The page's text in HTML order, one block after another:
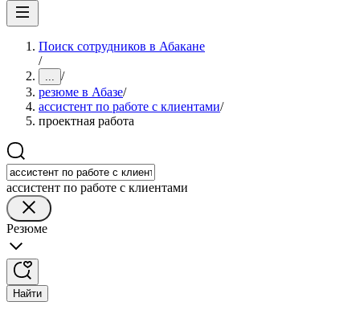
Поиск сотрудников в Абакане
/
... /
резюме в Абазе/
ассистент по работе с клиентами/
проектная работа
ассистент по работе с клиентами
Резюме
Найти